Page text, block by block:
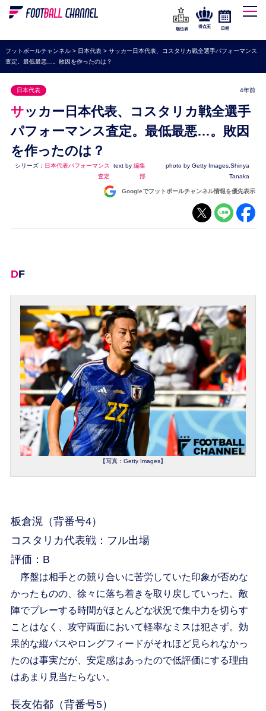
WEリーグ
海外サッカー
プレミアリーグ
セリエA
ブンデスリーガ
UEFA
ナショナルチーム
順位表
得点王 日程
フットボールチャンネル> 日本代表> サッカー日本代表、コスタリカ戦全選手パフォーマンス
査定。最低最悪…。敗因を作ったのは？
日本代表 4年前
サッカー日本代表、コスタリカ戦全選手
パフォーマンス査定。最低最悪…。敗因
を作ったのは？
シリーズ： 日本代表パフォーマンス
査定
text by 編集
部
photo by Getty Images,Shinya
Tanaka
Googleでフットボールチャンネル情報を優先表示
DF
【写真：Getty Images】
板倉滉（背番号4）
コスタリカ代表戦：フル出場
評価：B
序盤は相手との競り合いに苦労していた印象が否めな
かったものの、徐々に落ち着きを取り戻していった。敵
陣でプレーする時間がほとんどな状況で集中力を切らす
ことはなく、攻守両面において軽率なミスは犯さず。効
果的な縦パスやロングフィードがそれほど見られなかっ
たのは事実だが、安定感はあったので低評価にする理由
はあまり見当たらない。
長友佑都（背番号5）